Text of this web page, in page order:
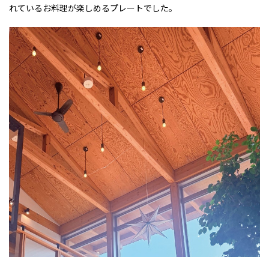
れているお料理が楽しめるプレートでした。